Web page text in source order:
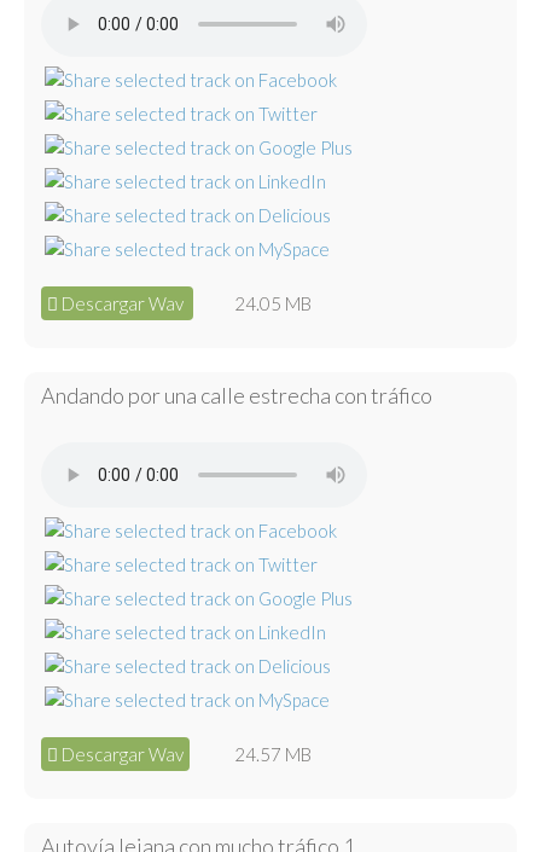
Descargar Wav 24.05 MB
Andando por una calle estrecha con tráfico
Descargar Wav 24.57 MB
Autovía lejana con mucho tráfico 1